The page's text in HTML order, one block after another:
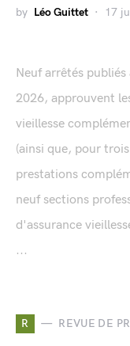
by Léo Guittet 17
Neuf arrêtés
2026, approuvent
vieillesse
(ainsi que, pour
prestations
neuf sections
d'assurance
...
R REVUE DE